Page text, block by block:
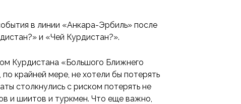
в линии «Анкара-Эрбиль» после
и «Чей Курдистан?».
Курдистана «Большого Ближнего
крайней мере, не хотели бы потерять
столкнулись с риском потерять не
и шиитов и туркмен. Что еще важно,